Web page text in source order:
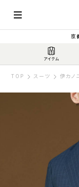
京
TOP スーツ 伊カノ